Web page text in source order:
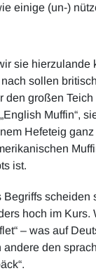
einige (un-)
sie hierzulande
sollen
den großen
Muffin“,
Hefeteig
ist.
scheiden
hoch im Kurs.
– was auf
den